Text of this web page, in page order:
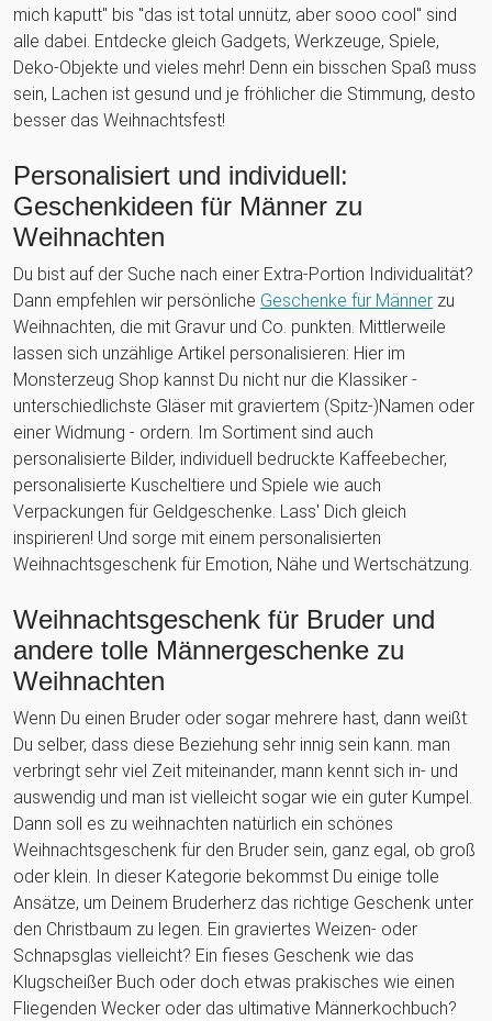
mich kaputt" bis "das ist total unnütz, aber sooo cool" sind
alle dabei. Entdecke gleich Gadgets, Werkzeuge, Spiele,
Deko-Objekte und vieles mehr! Denn ein bisschen Spaß muss
sein, Lachen ist gesund und je fröhlicher die Stimmung, desto
besser das Weihnachtsfest!
Personalisiert und individuell:
Geschenkideen für Männer zu
Weihnachten
Du bist auf der Suche nach einer Extra-Portion Individualität?
Dann empfehlen wir persönliche Geschenke für Männer zu
Weihnachten, die mit Gravur und Co. punkten. Mittlerweile
lassen sich unzählige Artikel personalisieren: Hier im
Monsterzeug Shop kannst Du nicht nur die Klassiker -
unterschiedlichste Gläser mit graviertem (Spitz-)Namen oder
einer Widmung - ordern. Im Sortiment sind auch
personalisierte Bilder, individuell bedruckte Kaffeebecher,
personalisierte Kuscheltiere und Spiele wie auch
Verpackungen für Geldgeschenke. Lass' Dich gleich
inspirieren! Und sorge mit einem personalisierten
Weihnachtsgeschenk für Emotion, Nähe und Wertschätzung.
Weihnachtsgeschenk für Bruder und
andere tolle Männergeschenke zu
Weihnachten
Wenn Du einen Bruder oder sogar mehrere hast, dann weißt
Du selber, dass diese Beziehung sehr innig sein kann. man
verbringt sehr viel Zeit miteinander, mann kennt sich in- und
auswendig und man ist vielleicht sogar wie ein guter Kumpel.
Dann soll es zu weihnachten natürlich ein schönes
Weihnachtsgeschenk für den Bruder sein, ganz egal, ob groß
oder klein. In dieser Kategorie bekommst Du einige tolle
Ansätze, um Deinem Bruderherz das richtige Geschenk unter
den Christbaum zu legen. Ein graviertes Weizen- oder
Schnapsglas vielleicht? Ein fieses Geschenk wie das
Klugscheißer Buch oder doch etwas prakisches wie einen
Fliegenden Wecker oder das ultimative Männerkochbuch?